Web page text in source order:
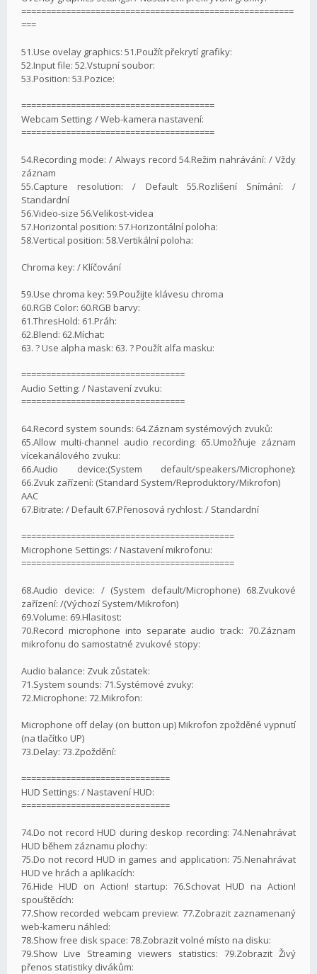
=======================================================
===
51.Use ovelay graphics: 51.Použít překrytí grafiky:
52.Input file: 52.Vstupní soubor:
53.Position: 53.Pozice:
=======================================
Webcam Setting: / Web-kamera nastavení:
=======================================
54.Recording mode: / Always record 54.Režim nahrávání: / Vždy
záznam
55.Capture resolution: / Default 55.Rozlišení Snímání: /
Standardní
56.Video-size 56.Velikost-videa
57.Horizontal position: 57.Horizontální poloha:
58.Vertical position: 58.Vertikální poloha:
Chroma key: / Klíčování
59.Use chroma key: 59.Použijte klávesu chroma
60.RGB Color: 60.RGB barvy:
61.ThresHold: 61.Práh:
62.Blend: 62.Míchat:
63. ? Use alpha mask: 63. ? Použít alfa masku:
=================================
Audio Setting: / Nastavení zvuku:
=================================
64.Record system sounds: 64.Záznam systémových zvuků:
65.Allow multi-channel audio recording: 65.Umožňuje záznam
vícekanálového zvuku:
66.Audio device:(System default/speakers/Microphone):
66.Zvuk zařízení: (Standard System/Reproduktory/Mikrofon)
AAC
67.Bitrate: / Default 67.Přenosová rychlost: / Standardní
===========================================
Microphone Settings: / Nastavení mikrofonu:
===========================================
68.Audio device: / (System default/Microphone) 68.Zvukové
zařízení: /(Výchozí System/Mikrofon)
69.Volume: 69.Hlasitost:
70.Record microphone into separate audio track: 70.Záznam
mikrofonu do samostatné zvukové stopy:
Audio balance: Zvuk zůstatek:
71.System sounds: 71.Systémové zvuky:
72.Microphone: 72.Mikrofon:
Microphone off delay (on button up) Mikrofon zpožděné vypnutí
(na tlačítko UP)
73.Delay: 73.Zpoždění:
==============================
HUD Settings: / Nastavení HUD:
==============================
74.Do not record HUD during deskop recording: 74.Nenahrávat
HUD během záznamu plochy:
75.Do not record HUD in games and application: 75.Nenahrávat
HUD ve hrách a aplikacích:
76.Hide HUD on Action! startup: 76.Schovat HUD na Action!
spouštěcích:
77.Show recorded webcam preview: 77.Zobrazit zaznamenaný
web-kameru náhled:
78.Show free disk space: 78.Zobrazit volné místo na disku:
79.Show Live Streaming viewers statistics: 79.Zobrazit Živý
přenos statistiky divákům: